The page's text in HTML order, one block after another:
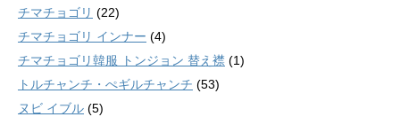
チマチョゴリ (22)
チマチョゴリ インナー (4)
チマチョゴリ韓服 トンジョン 替え襟 (1)
トルチャンチ・ぺギルチャンチ (53)
ヌビ イブル (5)